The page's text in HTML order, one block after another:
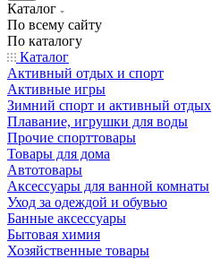
Каталог
По всему сайту
По каталогу
Каталог
Активный отдых и спорт
Активные игры
Зимний спорт и активный отдых
Плавание, игрушки для воды
Прочие спорттовары
Товары для дома
Автотовары
Аксессуары для ванной комнаты
Уход за одеждой и обувью
Банные аксессуары
Бытовая химия
Хозяйственные товары